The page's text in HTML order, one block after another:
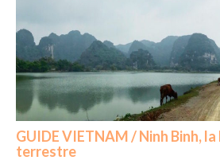
GUIDE VIETNAM / Ninh Binh, la
terrestre